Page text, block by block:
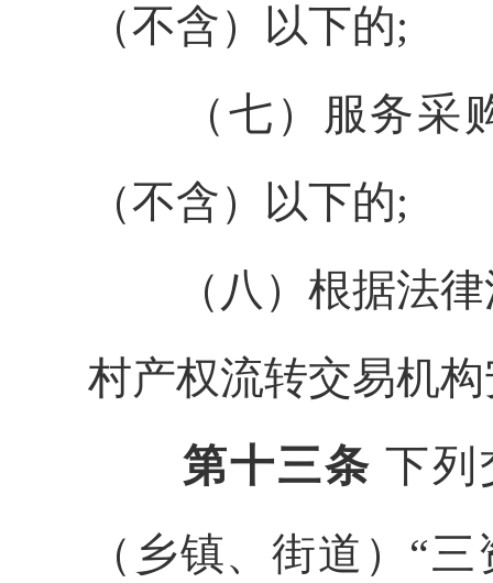
（不含）以下的;
（七） 服务采
（不含）以下的;
（八） 根据法
村产权流转交易机
第十三条 下列
（乡镇、街道） “三